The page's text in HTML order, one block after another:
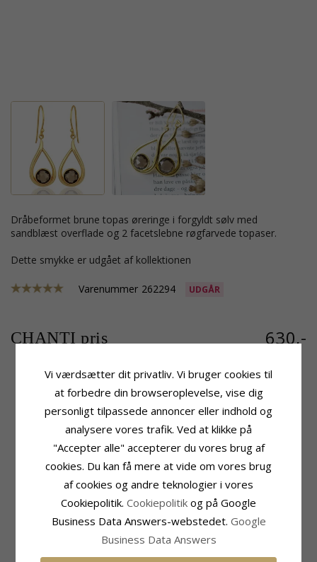
dråbeformet brune topas øreringe i forgyldt sølv med
sandblæst overflade og 2 facetslebne røgfarvede topaser.
Dette smykke er udgået af kollektionen
Varenummer 262294 UDGÅR
CHANTI pris 630,-
Tillægsord: Dråbeformet
Brune
Topas
Øreringe
Ædelmetal: Forgyldt Sølv
Overflade:Sandblæst
Antal:2
Slibning:Facetsleben
Farve: Røgfarvet
Topas
Størrelse
43,0 mm
Bredde: 14,0 mm
2-3 Hverdage
Vi værdsætter dit privatliv. Vi bruger cookies til
at forbedre din browseroplevelse, vise dig
personligt tilpassede annoncer eller indhold og
analysere vores trafik. Ved at klikke på
"Accepter alle" accepterer du vores brug af
cookies. Du kan få mere at vide om vores brug
af cookies og andre teknologier i vores
Cookiepolitik. Cookiepolitik og på Google
Business Data Answers-webstedet. Google
Business Data Answers